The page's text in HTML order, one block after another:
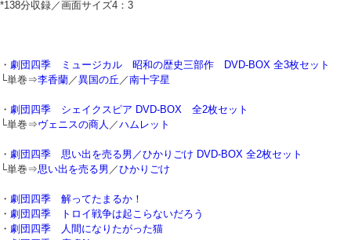
*138分収録／画面サイズ4：3
・ 劇団四季 ミュージカル 昭和の歴史三部作 DVD-BOX 全3枚セット
└単巻⇒李香蘭 ／異国の丘 ／南十字星
・ 劇団四季 シェイクスピア DVD-BOX 全2枚セット
└単巻⇒ヴェニスの商人 ／ハムレット
・ 劇団四季 思い出を売る男／ひかりごけ DVD-BOX 全2枚セット
└単巻⇒思い出を売る男 ／ひかりごけ
・ 劇団四季 解ってたまるか！
・ 劇団四季 トロイ戦争は起こらないだろう
・ 劇団四季 人間になりたがった猫